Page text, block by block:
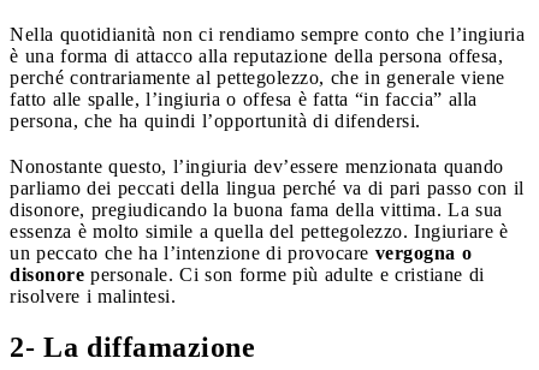
Nella quotidianità non ci rendiamo sempre conto che l’ingiuria
è una forma di attacco alla reputazione della persona offesa,
perché contrariamente al pettegolezzo, che in generale viene
fatto alle spalle, l’ingiuria o offesa è fatta “in faccia” alla
persona, che ha quindi l’opportunità di difendersi.
Nonostante questo, l’ingiuria dev’essere menzionata quando
parliamo dei peccati della lingua perché va di pari passo con il
disonore, pregiudicando la buona fama della vittima. La sua
essenza è molto simile a quella del pettegolezzo. Ingiuriare è
un peccato che ha l’intenzione di provocare vergogna o
disonore personale. Ci son forme più adulte e cristiane di
risolvere i malintesi.
2- La diffamazione